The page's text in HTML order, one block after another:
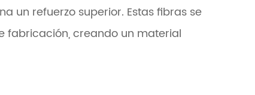
un refuerzo superior. Estas fibras se
fabricación, creando un material